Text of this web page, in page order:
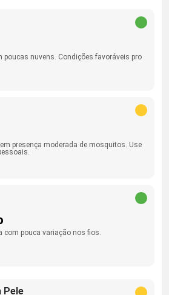
poucas nuvens. Condições favoráveis pro
presença moderada de mosquitos. Use
com pouca variação nos fios.
Pele